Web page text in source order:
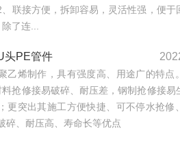
联接方便，拆卸容易，灵活性强，便于
了连...
头PE管件
乙烯制作，具有强度高、用途广的特点
抢修接易破碎、耐压差，钢制抢修接易
更突出其施工方便快捷、可不停水抢修
碎、耐压高、寿命长等优点